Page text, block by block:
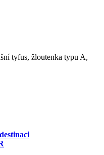
tyfus, žloutenka typu A,